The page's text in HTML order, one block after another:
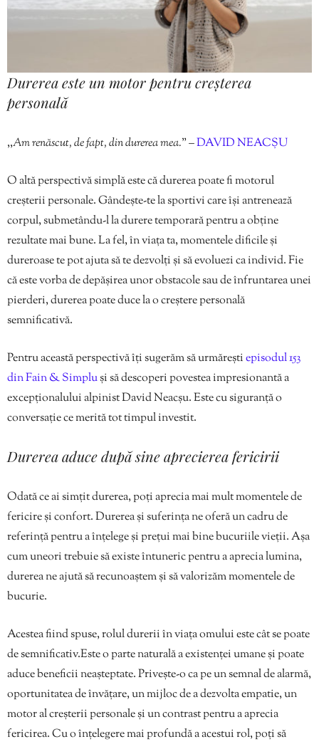
Durerea este un motor pentru creșterea
personală
,,Am renăscut, de fapt, din durerea mea.” –DAVID NEACȘU
O altă perspectivă simplă este că durerea poate fi motorul
creșterii personale. Gândește-te la sportivi care își antrenează
corpul, submetându-l la durere temporară pentru a obține
rezultate mai bune. La fel, în viața ta, momentele dificile și
dureroase te pot ajuta să te dezvolți și să evoluezi ca individ. Fie
că este vorba de depășirea unor obstacole sau de înfruntarea unei
pierderi, durerea poate duce la o creștere personală
semnificativă.
Pentru această perspectivă îți sugerăm să urmăreștiepisodul 153
din Fain & Simpluși să descoperi povestea impresionantă a
excepționalului alpinist David Neacșu. Este cu siguranță o
conversație ce merită tot timpul investit.
Durerea aduce după sine aprecierea fericirii
Odată ce ai simțit durerea, poți aprecia mai mult momentele de
fericire și confort. Durerea și suferința ne oferă un cadru de
referință pentru a înțelege și prețui mai bine bucuriile vieții. Așa
cum uneori trebuie să existe întuneric pentru a aprecia lumina,
durerea ne ajută să recunoaștem și să valorizăm momentele de
bucurie.
Acestea fiind spuse, rolul durerii în viața omului este cât se poate
de semnificativ.Este o parte naturală a existenței umane și poate
aduce beneficii neașteptate. Privește-o ca pe un semnal de alarmă,
oportunitatea de învățare, un mijloc de a dezvolta empatie, un
motor al creșterii personale și un contrast pentru a aprecia
fericirea. Cu o înțelegere mai profundă a acestui rol, poți să